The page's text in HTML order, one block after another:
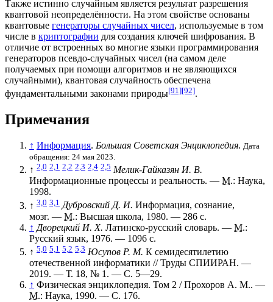
Также истинно случайным является результат разрешения
квантовой неопределённости. На этом свойстве основаны
квантовые генераторы случайных чисел, используемые в том
числе в криптографии для создания ключей шифрования. В
отличие от встроенных во многие языки программирования
генераторов псевдо-случайных чисел (на самом деле
получаемых при помощи алгоритмов и не являющихся
случайными), квантовая случайность обеспечена
фундаментальными законами природы[91][92].
Примечания
↑ Информация. Большая Советская Энциклопедия. Дата
обращения: 24 мая 2023.
↑ 2,0 2,1 2,2 2,3 2,4 2,5 Мелик-Гайказян И. В.
Информационные процессы и реальность. — М.: Наука,
1998.
↑ 3,0 3,1 Дубровский Д. И. Информация, сознание,
мозг. — М.: Высшая школа, 1980. — 286 с.
↑ Дворецкий И. Х. Латинско-русский словарь. — М.:
Русский язык, 1976. — 1096 с.
↑ 5,0 5,1 5,2 5,3 Юсупов Р. М. К семидесятилетию
отечественной информатики // Труды СПИИРАН. —
2019. — Т. 18, № 1 . — С. 5—29.
↑ Физическая энциклопедия. Том 2 / Прохоров А. М.. —
М.: Наука, 1990. — С. 176.